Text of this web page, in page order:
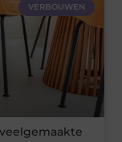
VERBOUWEN